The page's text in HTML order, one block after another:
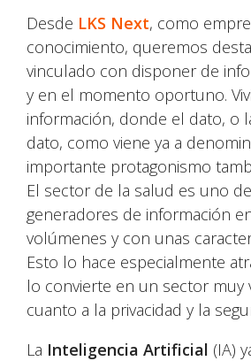
Desde LKS Next, como
conocimiento, queremos
vinculado con disponer de
y en el momento oportuno.
información, donde el dato, o
dato, como viene ya a
importante protagonismo
El sector de la salud es uno
generadores de información
volúmenes y con unas
Esto lo hace especialmente
lo convierte en un sector muy
cuanto a la privacidad y la
La Inteligencia Artificial (IA)